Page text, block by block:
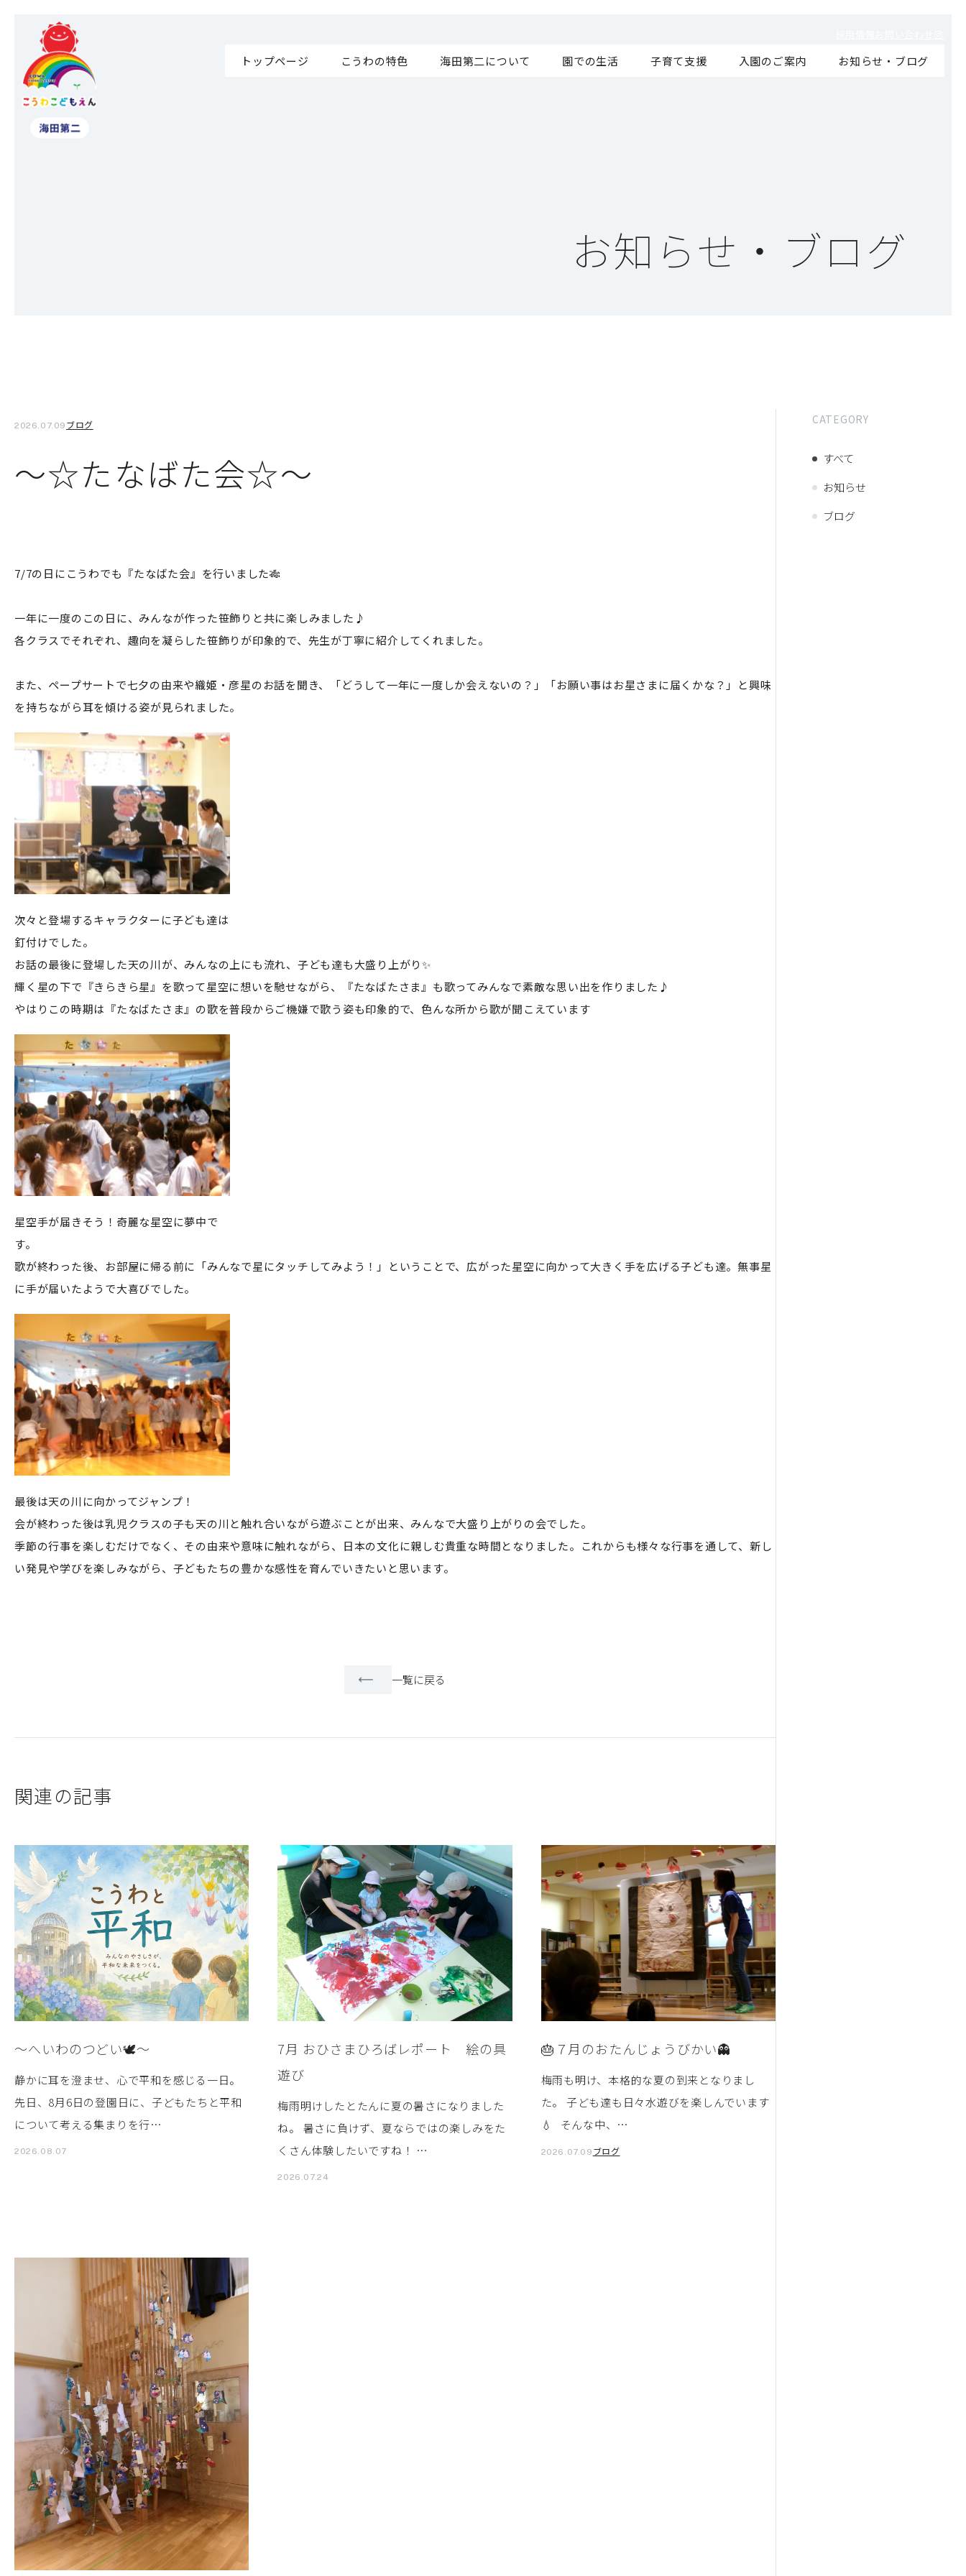
トップページ こうわの特色 海田第二について 園での生活 子育て支援 入園のご案内 お知らせ・ブログ
お知らせ・ブログ
CATEGORY
すべて
お知らせ
ブログ
2026.07.09 ブログ
～☆たなばた会☆～
7/7の日にこうわでも『たなばた会』を行いました🎋
一年に一度のこの日に、みんなが作った笹飾りと共に楽しみました♪
各クラスでそれぞれ、趣向を凝らした笹飾りが印象的で、先生が丁寧に紹介してくれました。
また、ペープサートで七夕の由来や織姫・彦星のお話を聞き、「どうして一年に一度しか会えないの？」「お願い事はお星さまに届くかな？」と興味
を持ちながら耳を傾ける姿が見られました。
次々と登場するキャラクターに子ども達は
釘付けでした。
お話の最後に登場した天の川が、みんなの上にも流れ、子ども達も大盛り上がり✨
輝く星の下で『きらきら星』を歌って星空に想いを馳せながら、『たなばたさま』も歌ってみんなで素敵な思い出を作りました♪
やはりこの時期は『たなばたさま』の歌を普段からご機嫌で歌う姿も印象的で、色んな所から歌が聞こえています
星空手が届きそう！奇麗な星空に夢中で
す。
歌が終わった後、お部屋に帰る前に「みんなで星にタッチしてみよう！」ということで、広がった星空に向かって大きく手を広げる子ども達。無事星
に手が届いたようで大喜びでした。
最後は天の川に向かってジャンプ！
会が終わった後は乳児クラスの子も天の川と触れ合いながら遊ぶことが出来、みんなで大盛り上がりの会でした。
季節の行事を楽しむだけでなく、その由来や意味に触れながら、日本の文化に親しむ貴重な時間となりました。これからも様々な行事を通して、新し
い発見や学びを楽しみながら、子どもたちの豊かな感性を育んでいきたいと思います。
一覧に戻る
関連の記事
～へいわのつどい🕊️～
静かに耳を澄ませ、心で平和を感じる一日。
先日、8月6日の登園日に、子どもたちと平和
について考える集まりを行…
2026.08.07
7月 おひさまひろばレポート 絵の具
遊び
梅雨明けしたとたんに夏の暑さになりました
ね。 暑さに負けず、夏ならではの楽しみをた
くさん体験したいですね！ …
2026.07.24
🎂７月のおたんじょうびかい👻
梅雨も明け、本格的な夏の到来となりまし
た。 子ども達も日々水遊びを楽しんでいます
💧 そんな中、…
2026.07.09 ブログ